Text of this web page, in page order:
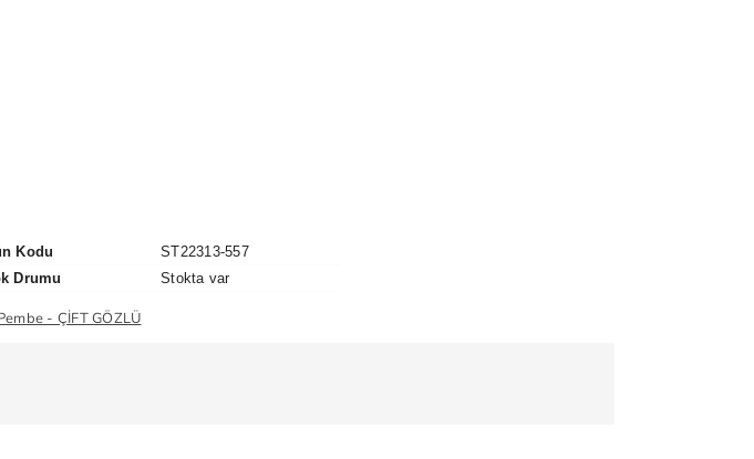
Kodu
ST22313-557
Drumu
Stokta var
- ÇİFT GÖZLÜ